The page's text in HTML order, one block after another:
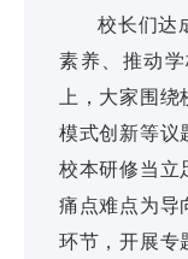
校长们达
素养、推动
上，大家围
模式创新等议
校本研修当立
痛点难点为导
环节，开展专